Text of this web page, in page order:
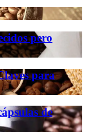
pero
para
de